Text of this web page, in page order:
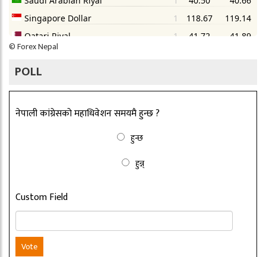
©Forex Nepal
POLL
नेपाली कांग्रेसको महाधिवेशन समयमै हुन्छ ?
हुन्छ
हुन्न्
Custom Field
Vote